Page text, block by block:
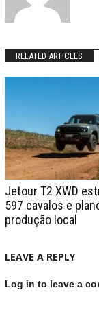
RELATED ARTICLES
Jetour T2 XWD
597 cavalos e
produção local
LEAVE A REPLY
Log in to leave a